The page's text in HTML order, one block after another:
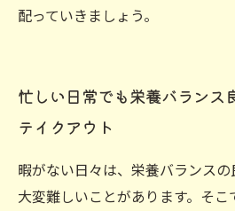
配っていきましょう。
忙しい日常でも栄養バランス
テイクアウト
暇がない日々は、栄養バランス
大変難しいことがあります。そ